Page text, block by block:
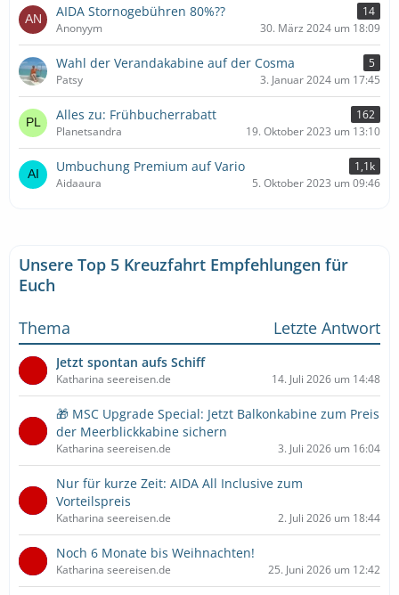
AIDA Stornogebühren 80%??
14
Anonyym
30. März 2024 um 18:09
Wahl der Verandakabine auf der Cosma
5
Patsy
3. Januar 2024 um 17:45
Alles zu: Frühbucherrabatt
162
Planetsandra
19. Oktober 2023 um 13:10
Umbuchung Premium auf Vario
1,1k
Aidaaura
5. Oktober 2023 um 09:46
Unsere Top 5 Kreuzfahrt Empfehlungen für
Euch
Thema
Letzte Antwort
Jetzt spontan aufs Schiff
Katharina seereisen.de 14. Juli 2026 um 14:48
🎁 MSC Upgrade Special: Jetzt Balkonkabine zum Preis
der Meerblickkabine sichern
Katharina seereisen.de 3. Juli 2026 um 16:04
Nur für kurze Zeit: AIDA All Inclusive zum
Vorteilspreis
Katharina seereisen.de 2. Juli 2026 um 18:44
Noch 6 Monate bis Weihnachten!
Katharina seereisen.de 25. Juni 2026 um 12:42